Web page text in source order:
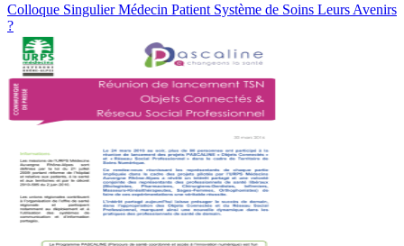
Colloque Singulier Médecin Patient Système de Soins Leurs Avenirs
?